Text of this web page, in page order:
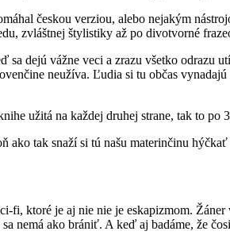
českou verziou, alebo nejakým
zvláštnej štylistiky až po divotvorné
dejú vážne veci a zrazu všetko odrazu
neužíva. Ľudia si tu občas
užitá na každej druhej strane, tak to po
ako tak snaží si tú našu materinčinu
fi, ktoré je aj nie nie je eskapizmom.
nemá ako brániť. A keď aj badáme, že